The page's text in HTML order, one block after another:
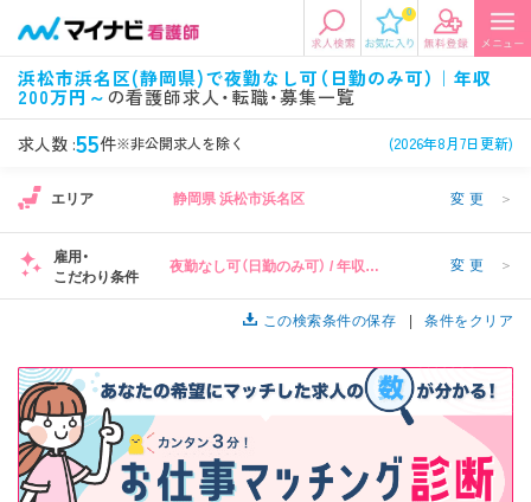
0
浜松市浜名区(静岡県)で夜勤なし可（日勤のみ可）｜年収
200万円～の看護師求人・転職・募集一覧
求人数 :55件※非公開求人を除く (2026年8月7日更新)
エリアから探す
エリアから探す 駅・路線から探す
関東 北陸・信越
東海 関西
九州・沖縄
希望の求人条件を選択
条件項目の選択に戻る
資格 勤務形態
施設形態
病院、クリニック・診療所など
担当業務
病棟、外来など
美容外科、
循環器内科など
未経験歓迎、
土日祝休みなど
年収
年収500万円以上など 正社員、契約社員など
エリア 静岡県 浜松市浜名区 変更 ＞
雇用・
こだわり条件
夜勤なし可（日勤のみ可） / 年収
変更 ＞
この検索条件の保存 条件をクリア